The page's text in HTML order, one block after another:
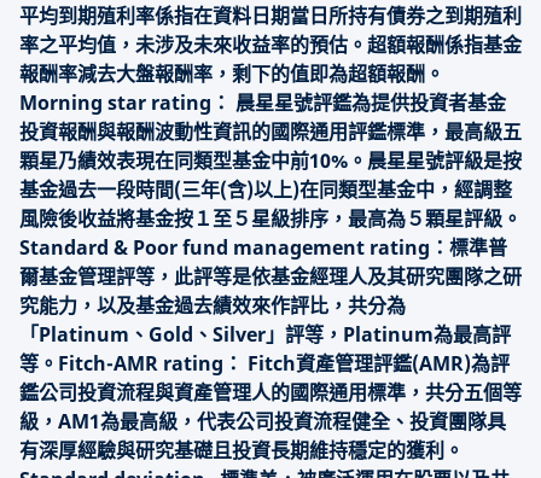
平均到期殖利率係指在資料日期當日所持有債券之到期殖利
率之平均值，未涉及未來收益率的預估。超額報酬係指基金
報酬率減去大盤報酬率，剩下的值即為超額報酬。
Morning star rating： 晨星星號評鑑為提供投資者基金
投資報酬與報酬波動性資訊的國際通用評鑑標準，最高級五
顆星乃績效表現在同類型基金中前10%。晨星星號評級是按
基金過去一段時間(三年(含)以上)在同類型基金中，經調整
風險後收益將基金按１至５星級排序，最高為５顆星評級。
Standard & Poor fund management rating：標準普
爾基金管理評等，此評等是依基金經理人及其研究團隊之研
究能力，以及基金過去績效來作評比，共分為
「Platinum、Gold、Silver」評等，Platinum為最高評
等。Fitch-AMR rating： Fitch資產管理評鑑(AMR)為評
鑑公司投資流程與資產管理人的國際通用標準，共分五個等
級，AM1為最高級，代表公司投資流程健全、投資團隊具
有深厚經驗與研究基礎且投資長期維持穩定的獲利。